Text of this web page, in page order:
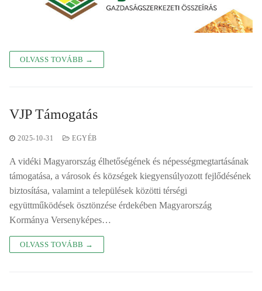
OLVASS TOVÁBB →
VJP Támogatás
2025-10-31 EGYÉB
A vidéki Magyarország élhetőségének és népességmegtartásának
támogatása, a városok és községek kiegyensúlyozott fejlődésének
biztosítása, valamint a települések közötti térségi
együttműködések ösztönzése érdekében Magyarország
Kormánya Versenyképes…
OLVASS TOVÁBB →